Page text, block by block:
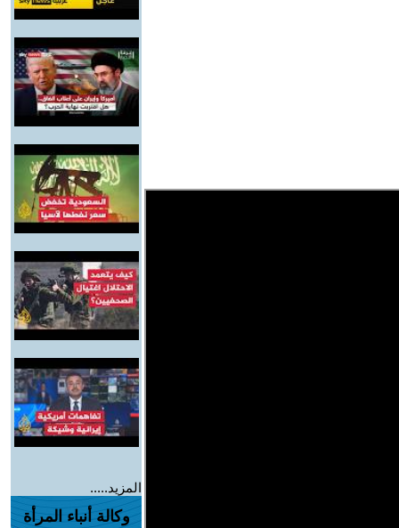
المزيد.....
وكالة أنباء المرأة